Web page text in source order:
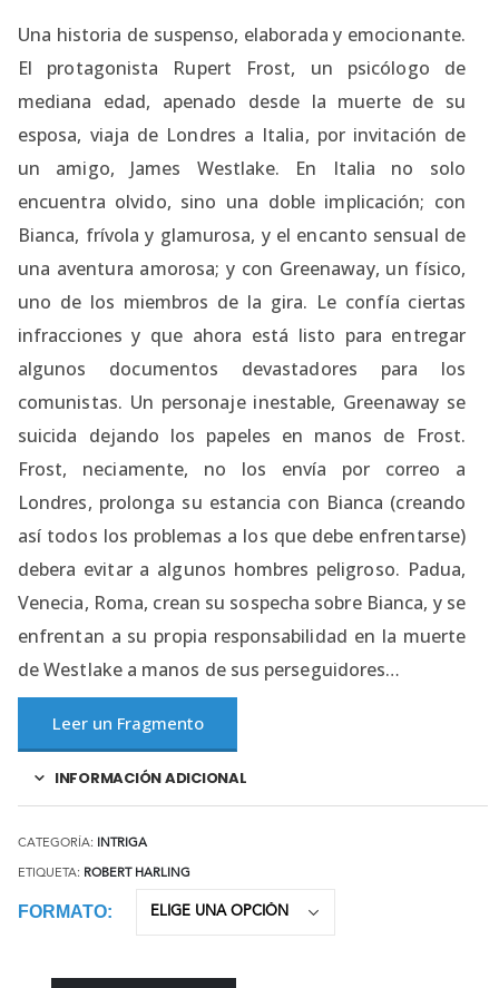
Una historia de suspenso, elaborada y emocionante.
El protagonista Rupert Frost, un psicólogo de
mediana edad, apenado desde la muerte de su
esposa, viaja de Londres a Italia, por invitación de
un amigo, James Westlake. En Italia no solo
encuentra olvido, sino una doble implicación; con
Bianca, frívola y glamurosa, y el encanto sensual de
una aventura amorosa; y con Greenaway, un físico,
uno de los miembros de la gira. Le confía ciertas
infracciones y que ahora está listo para entregar
algunos documentos devastadores para los
comunistas. Un personaje inestable, Greenaway se
suicida dejando los papeles en manos de Frost.
Frost, neciamente, no los envía por correo a
Londres, prolonga su estancia con Bianca (creando
así todos los problemas a los que debe enfrentarse)
debera evitar a algunos hombres peligroso. Padua,
Venecia, Roma, crean su sospecha sobre Bianca, y se
enfrentan a su propia responsabilidad en la muerte
de Westlake a manos de sus perseguidores…
Leer un Fragmento
INFORMACIÓN ADICIONAL
CATEGORÍA: INTRIGA
ETIQUETA: ROBERT HARLING
FORMATO